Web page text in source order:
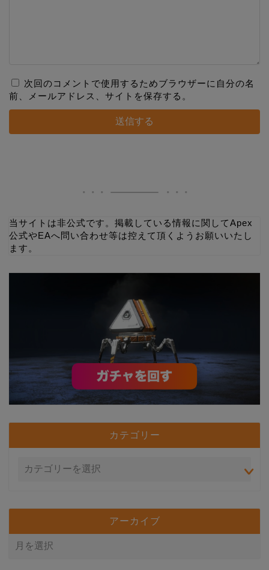
次回のコメントで使用するためブラウザーに自分の名
前、メールアドレス、サイトを保存する。
当サイトは非公式です。掲載している情報に関してApex
公式やEAへ問い合わせ等は控えて頂くようお願いいたし
ます。
カテゴリー
アーカイブ